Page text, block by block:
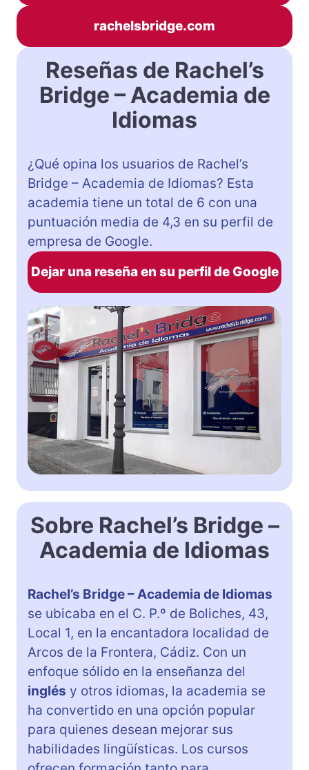
rachelsbridge.com
Reseñas de Rachel’s
Bridge – Academia de
Idiomas
¿Qué opina los usuarios de Rachel’s
Bridge – Academia de Idiomas? Esta
academia tiene un total de 6 con una
puntuación media de 4,3 en su perfil de
empresa de Google.
Dejar una reseña en su perfil de Google
Sobre Rachel’s Bridge –
Academia de Idiomas
Rachel’s Bridge – Academia de Idiomas
se ubicaba en el C. P.º de Boliches, 43,
Local 1, en la encantadora localidad de
Arcos de la Frontera, Cádiz. Con un
enfoque sólido en la enseñanza del
inglés y otros idiomas, la academia se
ha convertido en una opción popular
para quienes desean mejorar sus
habilidades lingüísticas. Los cursos